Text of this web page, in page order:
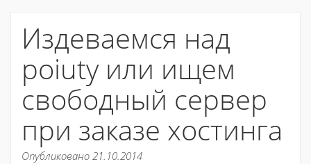
Издеваемся над
poiuty или ищем
свободный сервер
при заказе хостинга
Опубликовано 21.10.2014